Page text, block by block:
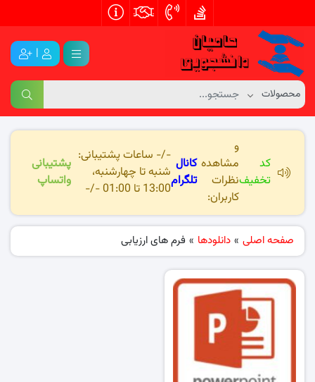
|
کد
تخفیف
و
مشاهده
نظرات
کاربران:
کانال
تلگرام
-/- ساعات پشتیبانی:
شنبه تا چهارشنبه،
13:00 تا 01:00 -/-
پشتیبانی
واتساپ
صفحه اصلی » دانلودها » فرم های ارزیابی